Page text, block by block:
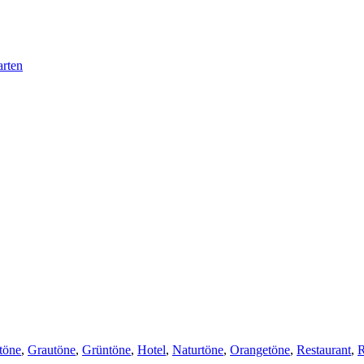
, Grautöne, Grüntöne, Hotel, Naturtöne, Orangetöne, Restaurant,